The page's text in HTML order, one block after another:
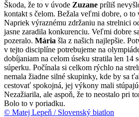
Škoda, že to v úvode Zuzane príliš
kontakt s čelom. Bežala veľmi dobre, o to
Napriek výraznému zdržaniu na strelnici
jasne zaradila konkurenciu. Veľmi dobre
pozeralo. Mária šla z našich najlepšie.
v tejto disciplíne potrebujeme na
dobíjaniam na celom úseku stratila len 14
súperku. Počínala si celkom rýchlo na
nemala žiadne silné skupinky, kde by sa
cestovať spokojná, jej výkony mali
Nezažiarila, ale aspoň, že to neostalo pri
Bolo to v poriadku.
© Matej Lepeň / Slovenský biatlon